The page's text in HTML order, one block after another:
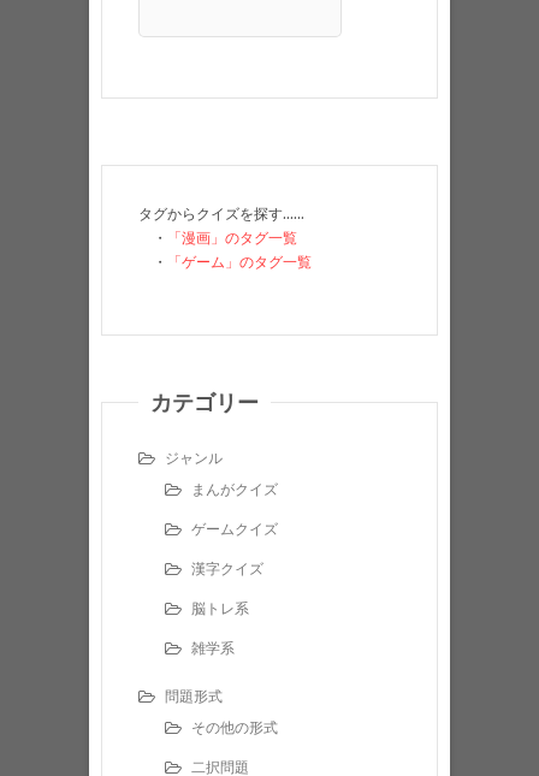
タグからクイズを探す……
・
「漫画」のタグ一覧
・
「ゲーム」のタグ一覧
カテゴリー
ジャンル
まんがクイズ
ゲームクイズ
漢字クイズ
脳トレ系
雑学系
問題形式
その他の形式
二択問題